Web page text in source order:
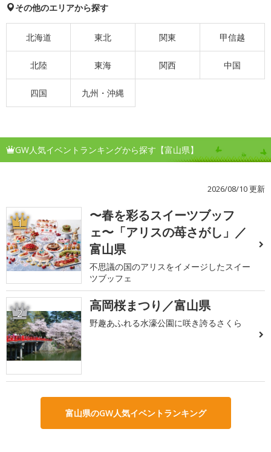
その他のエリアから探す
北海道 東北 関東 甲信越
北陸 東海 関西 中国
四国 九州・沖縄
GW人気イベントランキングから探す【富山県】
2026/08/10 更新
1
〜春を彩るスイーツブッフ
ェ〜「アリスの苺さがし」／
富山県
不思議の国のアリスをイメージしたスイー
ツブッフェ
2 高岡桜まつり／富山県
野趣あふれる水濠公園に咲き誇るさくら
富山県のGW人気イベントランキング